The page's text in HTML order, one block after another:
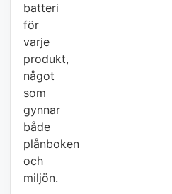
batteri
för
varje
produkt,
något
som
gynnar
både
plånboken
och
miljön.